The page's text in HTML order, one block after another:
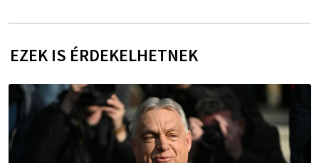
EZEK IS ÉRDEKELHETNEK